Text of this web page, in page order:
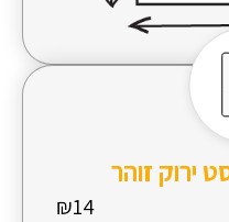
ירוק זוהר
₪14